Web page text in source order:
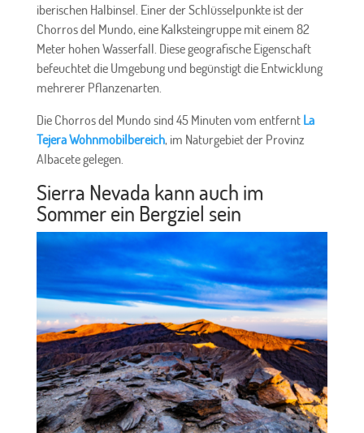
iberischen Halbinsel. Einer der Schlüsselpunkte ist der
Chorros del Mundo, eine Kalksteingruppe mit einem 82
Meter hohen Wasserfall. Diese geografische Eigenschaft
befeuchtet die Umgebung und begünstigt die Entwicklung
mehrerer Pflanzenarten.
Die Chorros del Mundo sind 45 Minuten vom entfernt La
Tejera Wohnmobilbereich, im Naturgebiet der Provinz
Albacete gelegen.
Sierra Nevada kann auch im
Sommer ein Bergziel sein